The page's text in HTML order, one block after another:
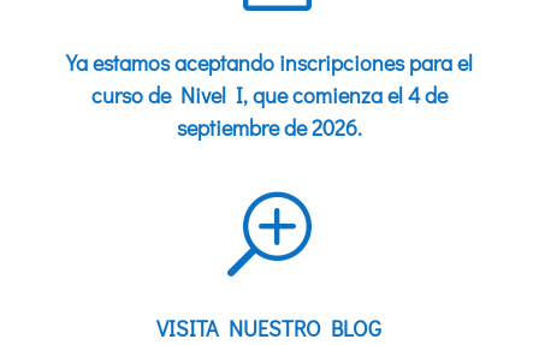
Ya estamos aceptando inscripciones para el
curso de Nivel I, que comienza el 4 de
septiembre de 2026.
T
VISITA NUESTRO BLOG